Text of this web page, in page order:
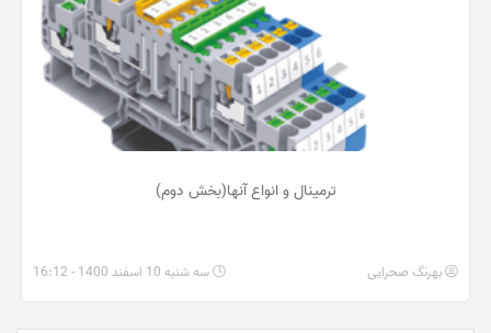
ترمینال و انواع آنها(بخش دوم)
بهرنگ صحرایی سه شنبه 10 اسفند 1400 - 16:12